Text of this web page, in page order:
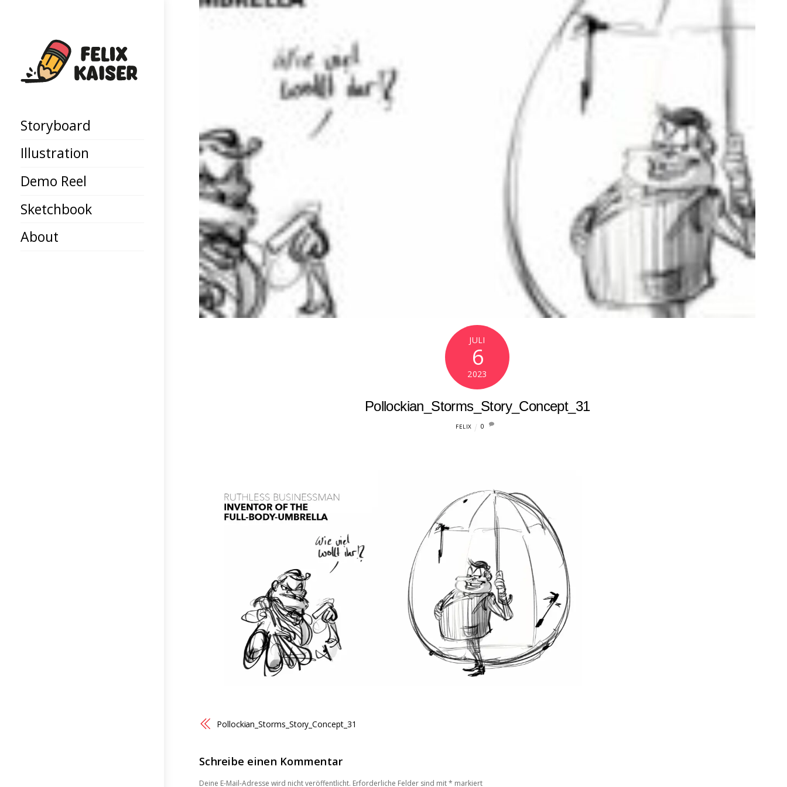
Storyboard
Illustration
Demo Reel
Sketchbook
About
JULI
6
2023
Pollockian_Storms_Story_Concept_31
FELIX 0
Pollockian_Storms_Story_Concept_31
Schreibe einen Kommentar
Deine E-Mail-Adresse wird nicht veröffentlicht. Erforderliche Felder sind mit* markiert